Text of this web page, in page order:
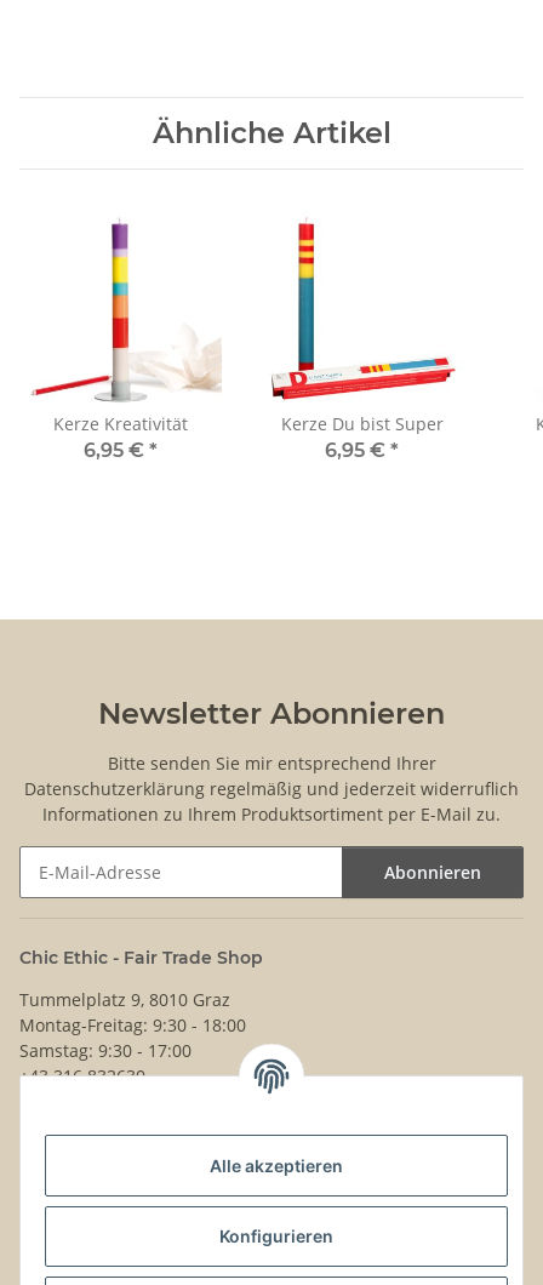
Alle akzeptieren
Konfigurieren
Ähnliche Artikel
Kerze Kreativität
6,95 € *
Kerze Du bist Super
6,95 € *
Newsletter Abonnieren
Bitte senden Sie mir entsprechend Ihrer
Datenschutzerklärung regelmäßig und jederzeit widerruflich
Informationen zu Ihrem Produktsortiment per E-Mail zu.
Abonnieren
Chic Ethic - Fair Trade Shop
Tummelplatz 9, 8010 Graz
Montag-Freitag: 9:30 - 18:00
Samstag: 9:30 - 17:00
+43 316 832630